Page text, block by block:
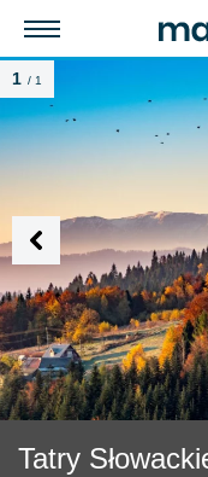
1 / 1
Tatry